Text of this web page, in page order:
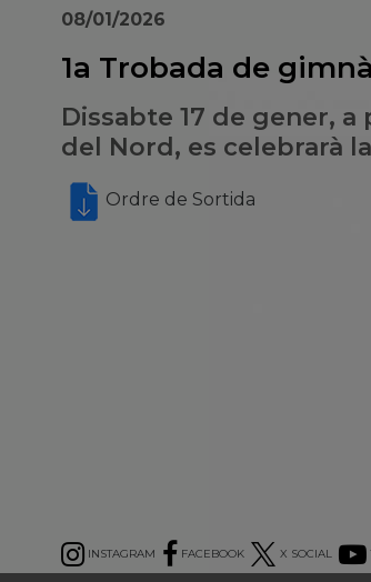
1a Trobada de
Dissabte 17 de gener,
del Nord, es celebrarà
08/01/2026
Ordre de Sortida
INSTAGRAM FACEBOOK X SOCIAL